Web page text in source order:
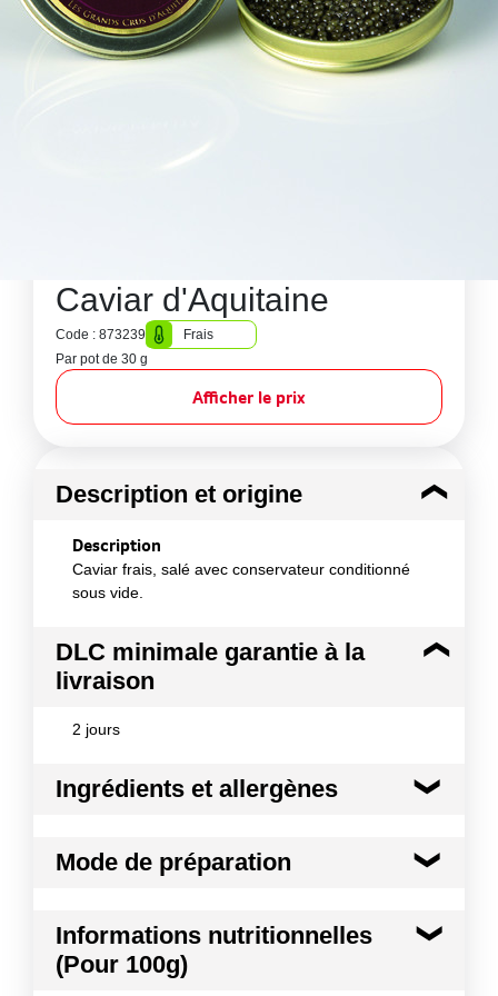
Caviar d'Aquitaine
Code : 873239
Frais
Par pot de 30 g
Afficher le prix
Description et origine
Description
Caviar frais, salé avec conservateur conditionné
sous vide.
DLC minimale garantie à la
livraison
2 jours
Ingrédients et allergènes
Oeufs d'esturgeon 95% (acipenser baerri), sel,
traitement thermique.
Allergènes :
Mode de préparation
Mode de préparation :PRÊT A CONSOMMER
Informations nutritionnelles
(Pour 100g)